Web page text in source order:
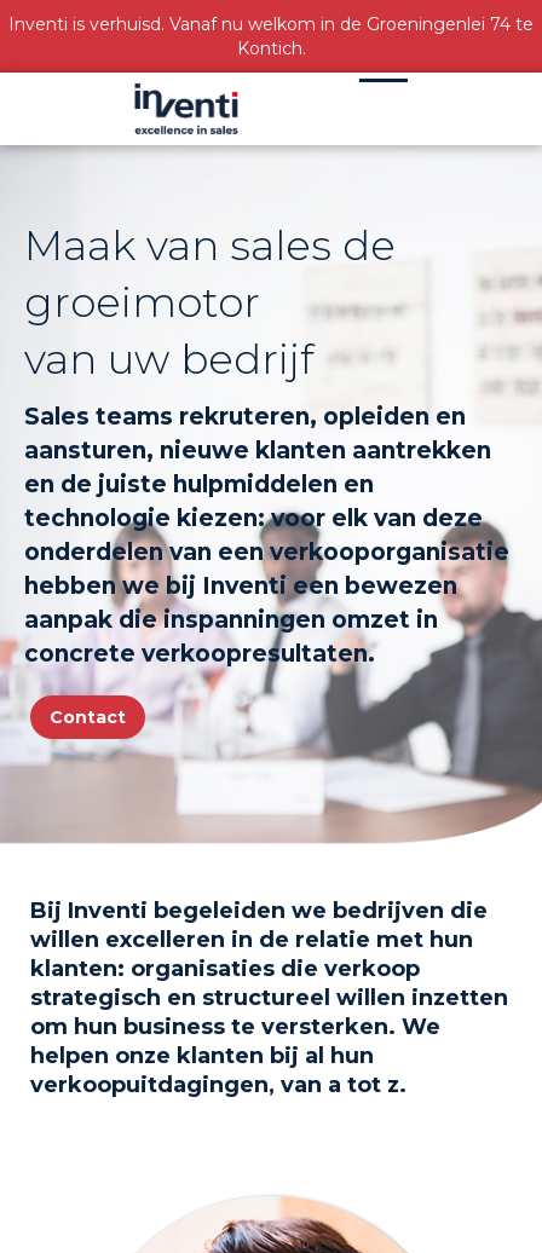
Inventi is verhuisd. Vanaf nu welkom in de Groeningenlei 74 te
Kontich.
Maak van sales de
groeimotor
van uw bedrijf
Sales teams rekruteren, opleiden en
aansturen, nieuwe klanten aantrekken
en de juiste hulpmiddelen en
technologie kiezen: voor elk van deze
onderdelen van een verkooporganisatie
hebben we bij Inventi een bewezen
aanpak die inspanningen omzet in
concrete verkoopresultaten.
Contact
Bij Inventi begeleiden we bedrijven die
willen excelleren in de relatie met hun
klanten: organisaties die verkoop
strategisch en structureel willen inzetten
om hun business te versterken. We
helpen onze klanten bij al hun
verkoopuitdagingen, van a tot z.